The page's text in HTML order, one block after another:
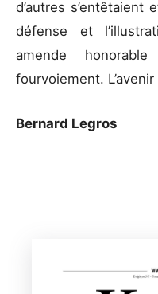
d’autres s’entêtaient
défense et
amende
fourvoiement.
Bernard Legros